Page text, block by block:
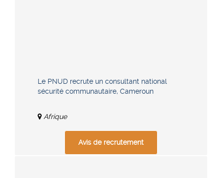
Le PNUD recrute un consultant national
sécurité communautaire, Cameroun
Afrique
Avis de recrutement